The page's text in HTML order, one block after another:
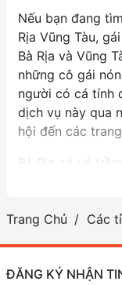
Nếu bạn đang
Rịa Vũng Tàu,
Bà Rịa và Vũng
những cô gái
người có cá tính
dịch vụ này qua
hội đến các
Bà Rịa có vẻ
những cô gái
nơi bạn có thể
nhớ.
Trang Chủ Các
ĐĂNG KÝ NHẬN